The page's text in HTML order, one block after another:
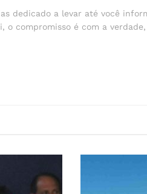
dedicado a levar até você
o compromisso é com a